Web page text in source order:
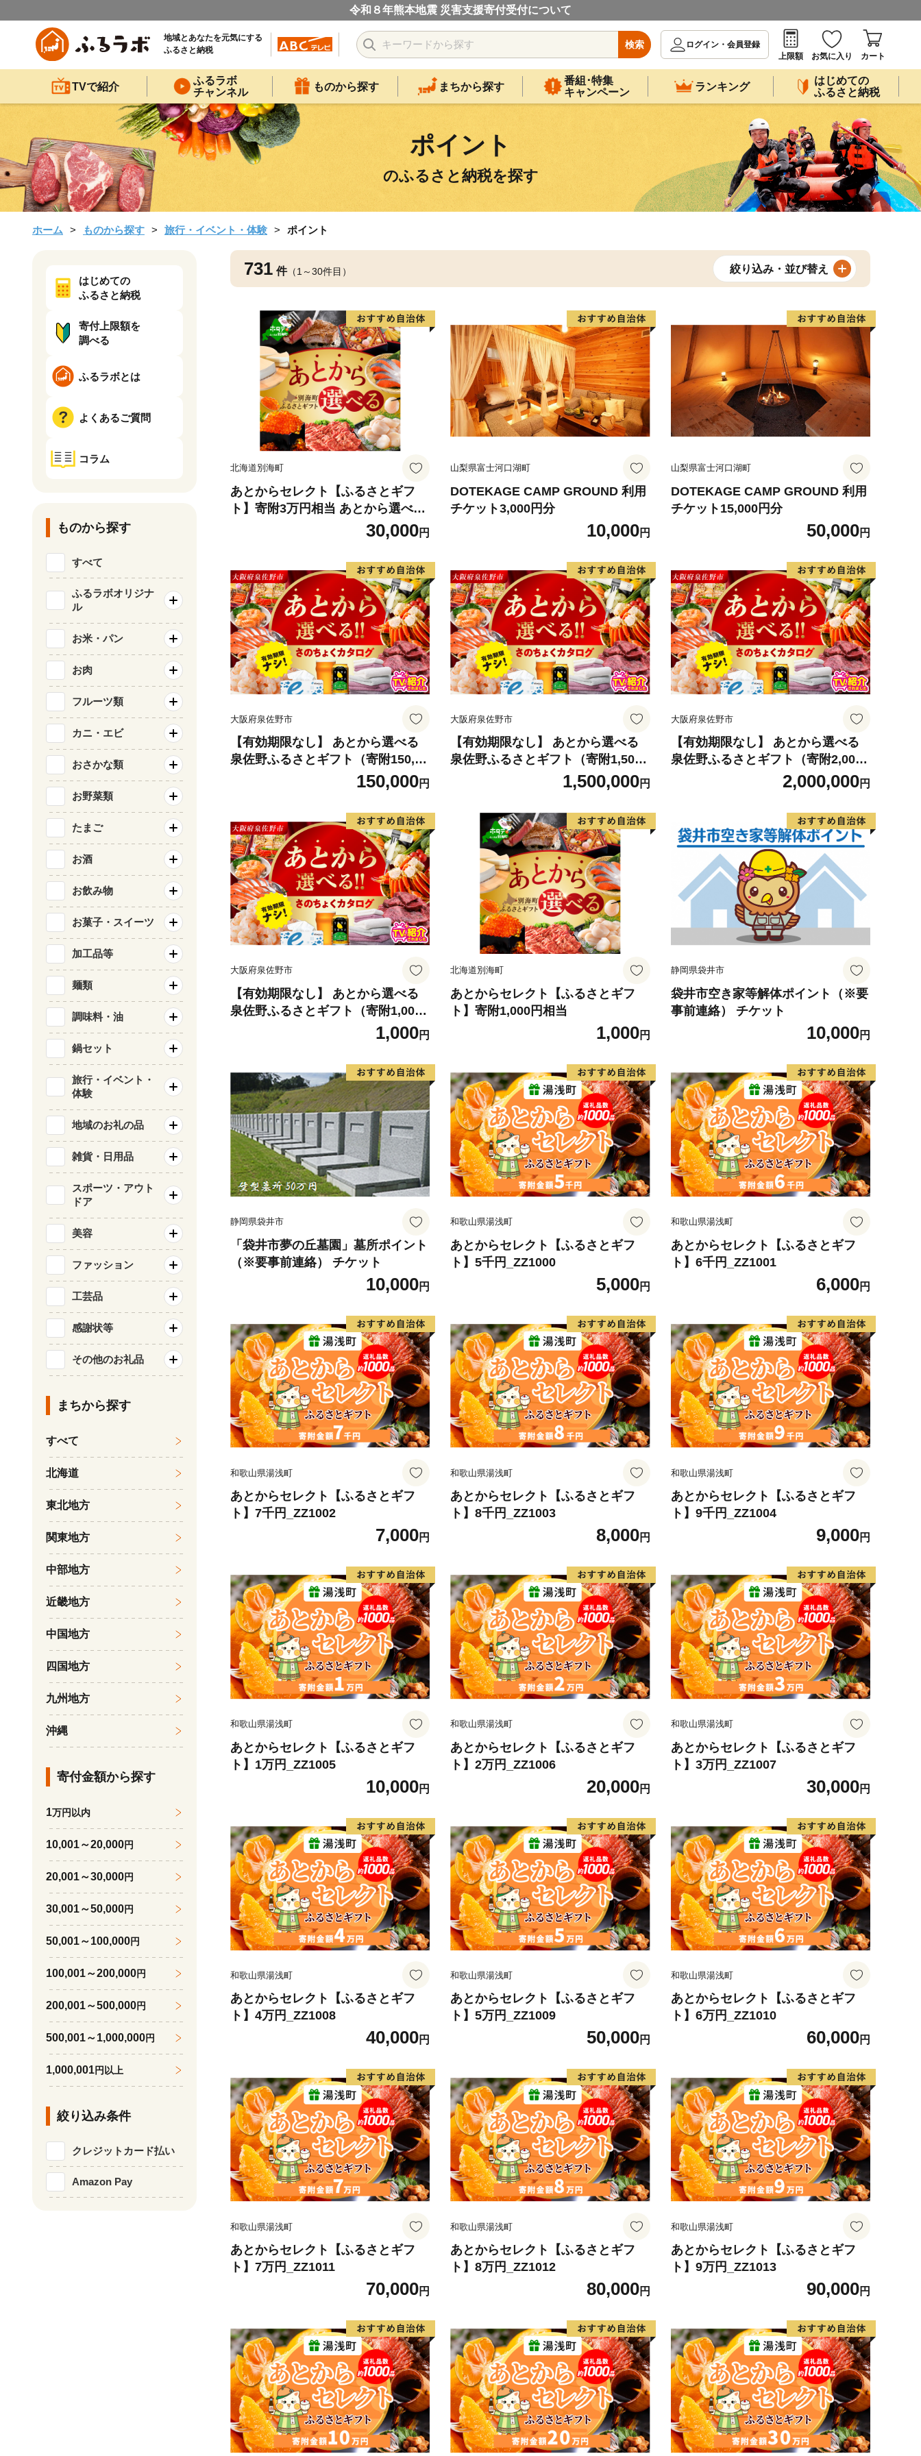
令和８年熊本地震 災害支援寄付受付について
地域とあなたを元気にする
ふるさと納税
検索
ログイン・会員登録
上限額
お気に入り カート
TVで紹介
ふるラボ
チャンネル
ものから探す まちから探す
番組･特集
キャンペーン
ランキング
はじめての
ふるさと納税
ポイント
のふるさと納税を探す
ホーム ものから探す 旅行・イベント・体験 ポイント
731 件（1～30件目） 絞り込み・並び替え
北海道別海町
あとからセレクト【ふるさとギフ
ト】寄附3万円相当 あとから選べ
る！ ギフト いくら ほたて 海鮮 牛
肉 別海町 ケーキ アイス（ 後から
選べる カタログ カタログポイント
カタログギフト あとからカタログ
あとからカタログポイント あとか
らカタログギフト ふるさと納税 ）
30,000円
山梨県富士河口湖町
DOTEKAGE CAMP GROUND 利用
チケット3,000円分
10,000円
山梨県富士河口湖町
DOTEKAGE CAMP GROUND 利用
チケット15,000円分
50,000円
大阪府泉佐野市
【有効期限なし】 あとから選べる
泉佐野ふるさとギフト（寄附150,00
0円コース）【4000品以上掲載 高評
サーモン 野菜 定期便 おせち タオル
ティッシュ あとからセレクト カタ
ログギフト】
150,000円
大阪府泉佐野市
【有効期限なし】 あとから選べる
泉佐野ふるさとギフト（寄附1,500,
000円コース）【4000品以上掲載 高
に サーモン 野菜 定期便 おせち タ
オル ティッシュ あとからセレクト
カタログギフト】
1,500,000円
大阪府泉佐野市
【有効期限なし】 あとから選べる
泉佐野ふるさとギフト（寄附2,000,
000円コース）【4000品以上掲載 高
に サーモン 野菜 定期便 おせち タ
オル ティッシュ あとからセレクト
カタログギフト】
2,000,000円
大阪府泉佐野市
【有効期限なし】 あとから選べる
泉佐野ふるさとギフト（寄附1,000
円コース）【4000品以上掲載 高評
サーモン 野菜 定期便 おせち タオル
ティッシュ あとからセレクト カタ
ログギフト】
1,000円
北海道別海町
あとからセレクト【ふるさとギフ
ト】寄附1,000円相当
1,000円
静岡県袋井市
袋井市空き家等解体ポイント（※要
事前連絡） チケット
10,000円
静岡県袋井市
「袋井市夢の丘墓園」墓所ポイント
（※要事前連絡） チケット
10,000円
和歌山県湯浅町
あとからセレクト【ふるさとギフ
ト】5千円_ZZ1000
5,000円
和歌山県湯浅町
あとからセレクト【ふるさとギフ
ト】6千円_ZZ1001
6,000円
和歌山県湯浅町
あとからセレクト【ふるさとギフ
ト】7千円_ZZ1002
7,000円
和歌山県湯浅町
あとからセレクト【ふるさとギフ
ト】8千円_ZZ1003
8,000円
和歌山県湯浅町
あとからセレクト【ふるさとギフ
ト】9千円_ZZ1004
9,000円
和歌山県湯浅町
あとからセレクト【ふるさとギフ
ト】1万円_ZZ1005
10,000円
和歌山県湯浅町
あとからセレクト【ふるさとギフ
ト】2万円_ZZ1006
20,000円
和歌山県湯浅町
あとからセレクト【ふるさとギフ
ト】3万円_ZZ1007
30,000円
和歌山県湯浅町
あとからセレクト【ふるさとギフ
ト】4万円_ZZ1008
40,000円
和歌山県湯浅町
あとからセレクト【ふるさとギフ
ト】5万円_ZZ1009
50,000円
和歌山県湯浅町
あとからセレクト【ふるさとギフ
ト】6万円_ZZ1010
60,000円
和歌山県湯浅町
あとからセレクト【ふるさとギフ
ト】7万円_ZZ1011
70,000円
和歌山県湯浅町
あとからセレクト【ふるさとギフ
ト】8万円_ZZ1012
80,000円
和歌山県湯浅町
あとからセレクト【ふるさとギフ
ト】9万円_ZZ1013
90,000円
はじめての
ふるさと納税
寄付上限額を
調べる
ふるラボとは
よくあるご質問
コラム
ものから探す
すべて
ふるラボオリジナ
ル
お米・パン
お肉
フルーツ類
カニ・エビ
おさかな類
お野菜類
たまご
お酒
お飲み物
お菓子・スイーツ
加工品等
麺類
調味料・油
鍋セット
旅行・イベント・
体験
地域のお礼の品
雑貨・日用品
スポーツ・アウト
ドア
美容
ファッション
工芸品
感謝状等
その他のお礼品
まちから探す
すべて
北海道
東北地方
関東地方
中部地方
近畿地方
中国地方
四国地方
九州地方
沖縄
寄付金額から探す
1万円以内
10,001～20,000円
20,001～30,000円
30,001～50,000円
50,001～100,000円
100,001～200,000円
200,001～500,000円
500,001～1,000,000円
1,000,001円以上
絞り込み条件
クレジットカード払い
Amazon Pay